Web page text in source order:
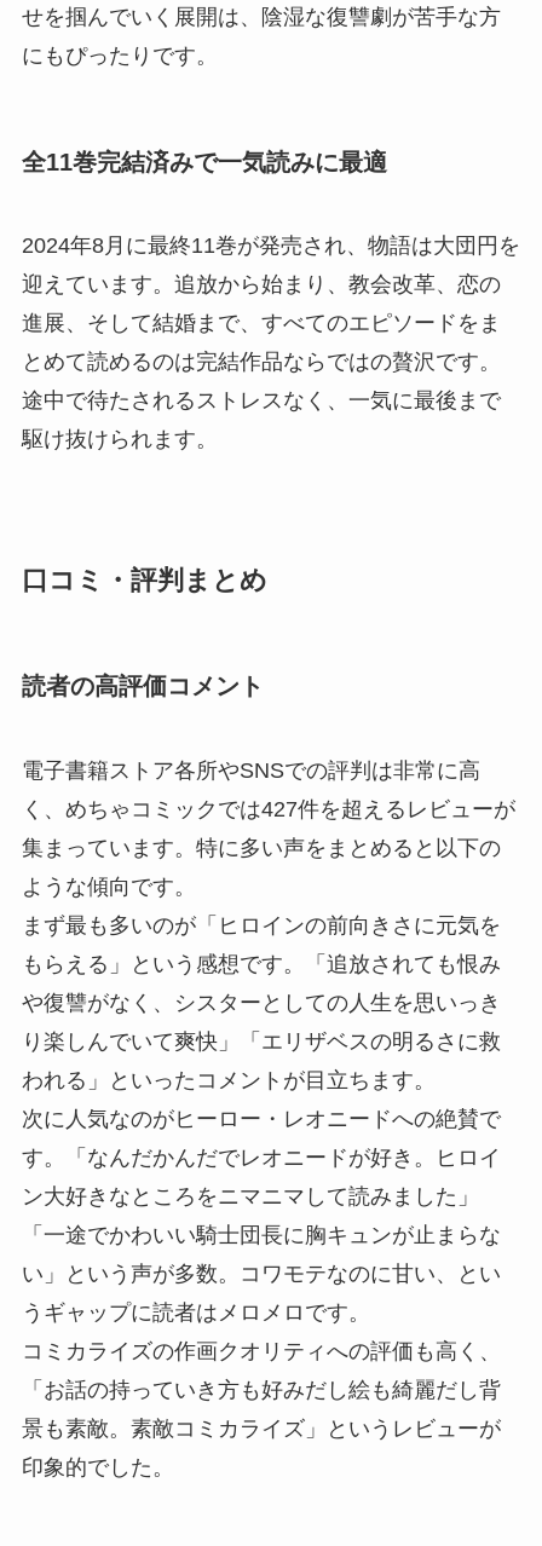
せを掴んでいく展開は、陰湿な復讐劇が苦手な方
にもぴったりです。
全11巻完結済みで一気読みに最適
2024年8月に最終11巻が発売され、物語は大団円を
迎えています。追放から始まり、教会改革、恋の
進展、そして結婚まで、すべてのエピソードをま
とめて読めるのは完結作品ならではの贅沢です。
途中で待たされるストレスなく、一気に最後まで
駆け抜けられます。
口コミ・評判まとめ
読者の高評価コメント
電子書籍ストア各所やSNSでの評判は非常に高
く、めちゃコミックでは427件を超えるレビューが
集まっています。特に多い声をまとめると以下の
ような傾向です。
まず最も多いのが「ヒロインの前向きさに元気を
もらえる」という感想です。「追放されても恨み
や復讐がなく、シスターとしての人生を思いっき
り楽しんでいて爽快」「エリザベスの明るさに救
われる」といったコメントが目立ちます。
次に人気なのがヒーロー・レオニードへの絶賛で
す。「なんだかんだでレオニードが好き。ヒロイ
ン大好きなところをニマニマして読みました」
「一途でかわいい騎士団長に胸キュンが止まらな
い」という声が多数。コワモテなのに甘い、とい
うギャップに読者はメロメロです。
コミカライズの作画クオリティへの評価も高く、
「お話の持っていき方も好みだし絵も綺麗だし背
景も素敵。素敵コミカライズ」というレビューが
印象的でした。